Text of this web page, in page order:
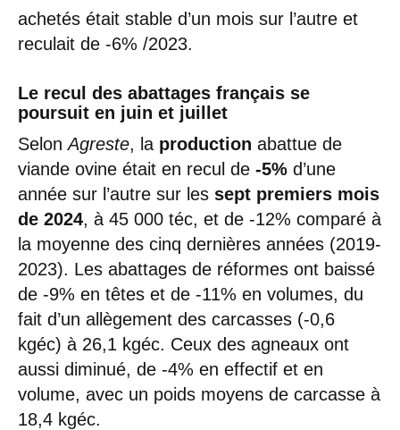
achetés était stable d’un mois sur l’autre et
reculait de -6% /2023.
Le recul des abattages français se
poursuit en juin et juillet
SelonAgreste, la production abattue de
viande ovine était en recul de -5% d’une
année sur l’autre sur les sept premiers mois
de 2024, à 45 000 téc, et de -12% comparé à
la moyenne des cinq dernières années (2019-
2023). Les abattages de réformes ont baissé
de -9% en têtes et de -11% en volumes, du
fait d’un allègement des carcasses (-0,6
kgéc) à 26,1 kgéc. Ceux des agneaux ont
aussi diminué, de -4% en effectif et en
volume, avec un poids moyens de carcasse à
18,4 kgéc.